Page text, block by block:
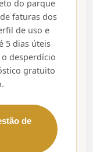
do parque
faturas dos
de uso e
5 dias úteis
desperdício
gratuito
de